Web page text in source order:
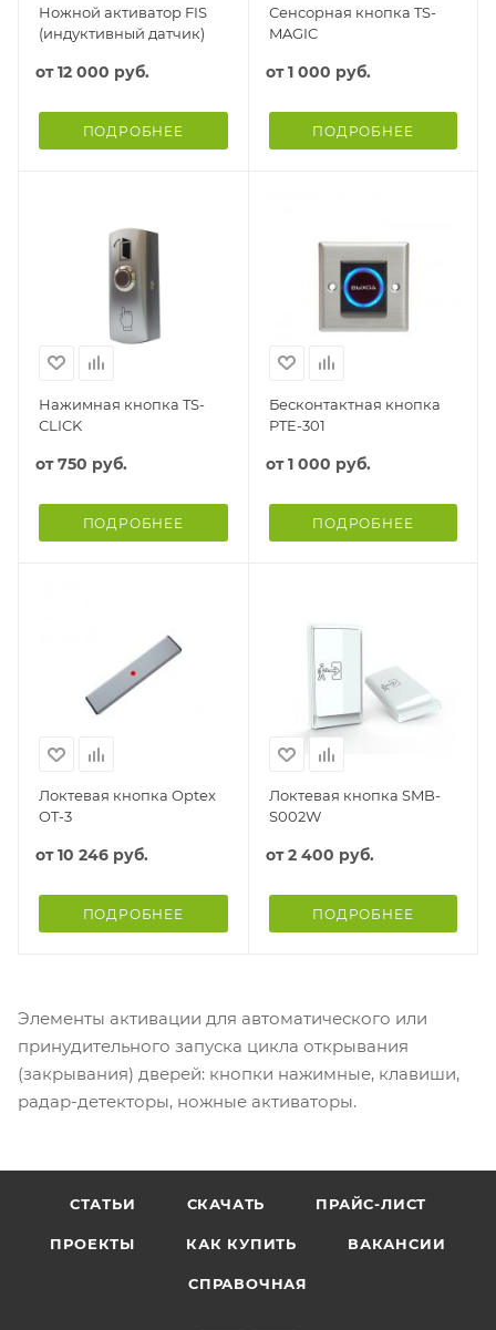
Ножной активатор FIS
(индуктивный датчик)
от12 000 руб.
ПОДРОБНЕЕ
Сенсорная кнопка TS-
MAGIC
от1 000 руб.
ПОДРОБНЕЕ
Нажимная кнопка TS-
CLICK
от750 руб.
ПОДРОБНЕЕ
Бесконтактная кнопка
PTE-301
от1 000 руб.
ПОДРОБНЕЕ
Локтевая кнопка Optex
OT-3
от10 246 руб.
ПОДРОБНЕЕ
Локтевая кнопка SMB-
S002W
от2 400 руб.
ПОДРОБНЕЕ
Элементы активации для автоматического или
принудительного запуска цикла открывания
(закрывания) дверей: кнопки нажимные, клавиши,
радар-детекторы, ножные активаторы.
СТАТЬИ СКАЧАТЬ ПРАЙС-ЛИСТ
ПРОЕКТЫ КАК КУПИТЬ ВАКАНСИИ
СПРАВОЧНАЯ